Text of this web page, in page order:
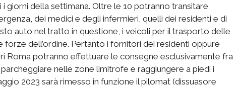
giorni della settimana. Oltre le 10 potranno transitare
dei medici e degli infermieri, quelli dei residenti e di
auto nel tratto in questione, i veicoli per il trasporto delle
forze dell’ordine. Pertanto i fornitori dei residenti oppure
Roma potranno effettuare le consegne esclusivamente fra
nelle zone limitrofe e raggiungere a piedi i
2023 sarà rimesso in funzione il pilomat (dissuasore